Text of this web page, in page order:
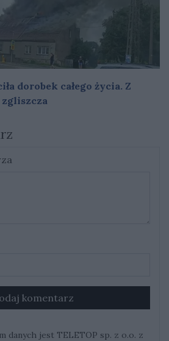
dorobek całego życia. Z
komentarz
danych jest TELETOP sp. z o.o. z